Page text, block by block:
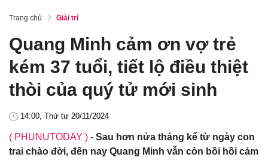
Trang chủ Giải trí
Quang Minh cảm ơn vợ trẻ
kém 37 tuổi, tiết lộ điều thiệt
thòi của quý tử mới sinh
14:00, Thứ tư 20/11/2024
( PHUNUTODAY ) - Sau hơn nửa tháng kể từ ngày con
trai chào đời, đến nay Quang Minh vẫn còn bồi hồi cảm